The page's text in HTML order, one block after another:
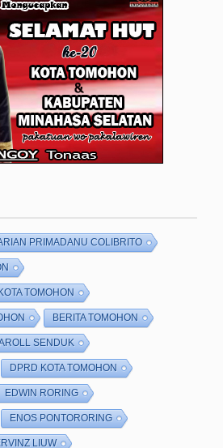
PRIMADANU COLIBRITO
TOMOHON
BERITA TOMOHON
SENDUK
DPRD KOTA TOMOHON
EDWIN RORING
ENOS PONTORORING
LIUW